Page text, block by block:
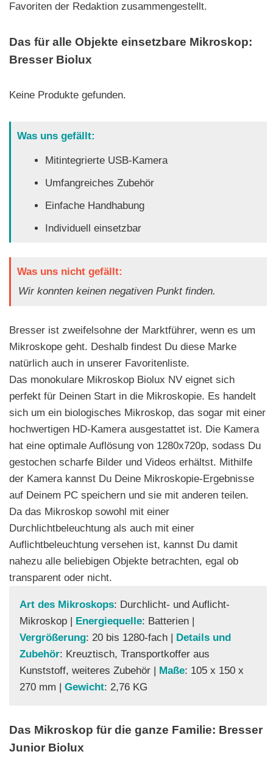
Favoriten der Redaktion zusammengestellt.
Das für alle Objekte einsetzbare Mikroskop:
Bresser Biolux
Keine Produkte gefunden.
Was uns gefällt:
Mitintegrierte USB-Kamera
Umfangreiches Zubehör
Einfache Handhabung
Individuell einsetzbar
Was uns nicht gefällt:
Wir konnten keinen negativen Punkt finden.
Bresser ist zweifelsohne der Marktführer, wenn es um
Mikroskope geht. Deshalb findest Du diese Marke
natürlich auch in unserer Favoritenliste.
Das monokulare Mikroskop Biolux NV eignet sich
perfekt für Deinen Start in die Mikroskopie. Es handelt
sich um ein biologisches Mikroskop, das sogar mit einer
hochwertigen HD-Kamera ausgestattet ist. Die Kamera
hat eine optimale Auflösung von 1280x720p, sodass Du
gestochen scharfe Bilder und Videos erhältst. Mithilfe
der Kamera kannst Du Deine Mikroskopie-Ergebnisse
auf Deinem PC speichern und sie mit anderen teilen.
Da das Mikroskop sowohl mit einer
Durchlichtbeleuchtung als auch mit einer
Auflichtbeleuchtung versehen ist, kannst Du damit
nahezu alle beliebigen Objekte betrachten, egal ob
transparent oder nicht.
Art des Mikroskops: Durchlicht- und Auflicht-
Mikroskop | Energiequelle: Batterien |
Vergrößerung: 20 bis 1280-fach | Details und
Zubehör: Kreuztisch, Transportkoffer aus
Kunststoff, weiteres Zubehör | Maße: 105 x 150 x
270 mm | Gewicht: 2,76 KG
Das Mikroskop für die ganze Familie: Bresser
Junior Biolux